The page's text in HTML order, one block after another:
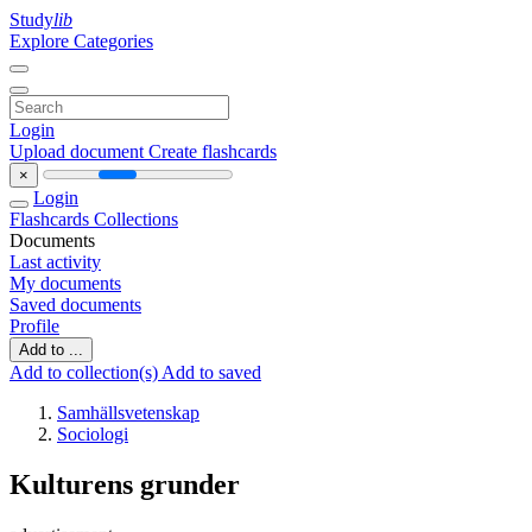
Studylib
Explore Categories
Login
Upload document Create flashcards
×
Login
Flashcards Collections
Documents
Last activity
My documents
Saved documents
Profile
Add to ...
Add to collection(s) Add to saved
Samhällsvetenskap
Sociologi
Kulturens grunder